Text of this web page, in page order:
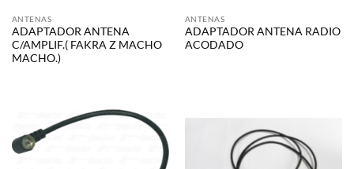
ANTENAS
ADAPTADOR ANTENA
C/AMPLIF.( FAKRA Z MACHO
MACHO.)
ANTENAS
ADAPTADOR ANTENA RADIO
ACODADO